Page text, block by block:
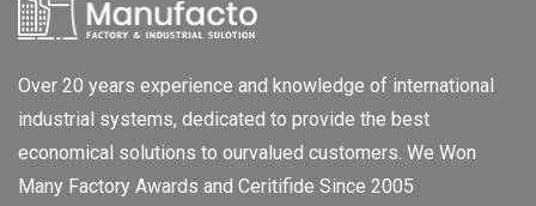
Over 20 years experience and knowledge of international
industrial systems, dedicated to provide the best
economical solutions to ourvalued customers. We Won
Many Factory Awards and Ceritifide Since 2005